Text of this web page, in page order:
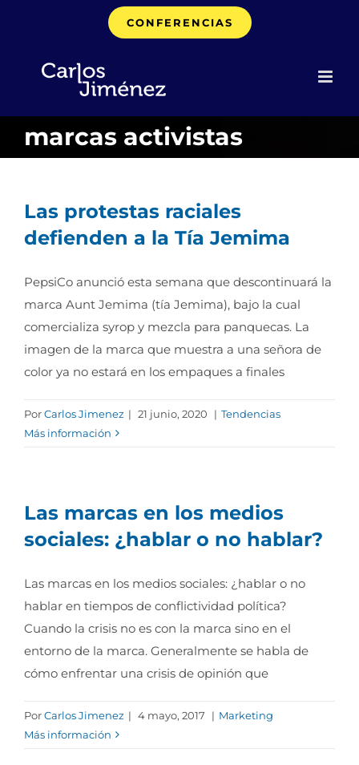
CONFERENCIAS
marcas activistas
Las protestas raciales
defienden a la Tía Jemima
PepsiCo anunció esta semana que descontinuará la
marca Aunt Jemima (tía Jemima), bajo la cual
comercializa syrop y mezcla para panquecas. La
imagen de la marca que muestra a una señora de
color ya no estará en los empaques a finales
PorCarlos Jimenez | 21 junio, 2020 | Tendencias
Más información
Las marcas en los medios
sociales: ¿hablar o no hablar?
Las marcas en los medios sociales: ¿hablar o no
hablar en tiempos de conflictividad política?
Cuando la crisis no es con la marca sino en el
entorno de la marca. Generalmente se habla de
cómo enfrentar una crisis de opinión que
PorCarlos Jimenez | 4 mayo, 2017 | Marketing
Más información